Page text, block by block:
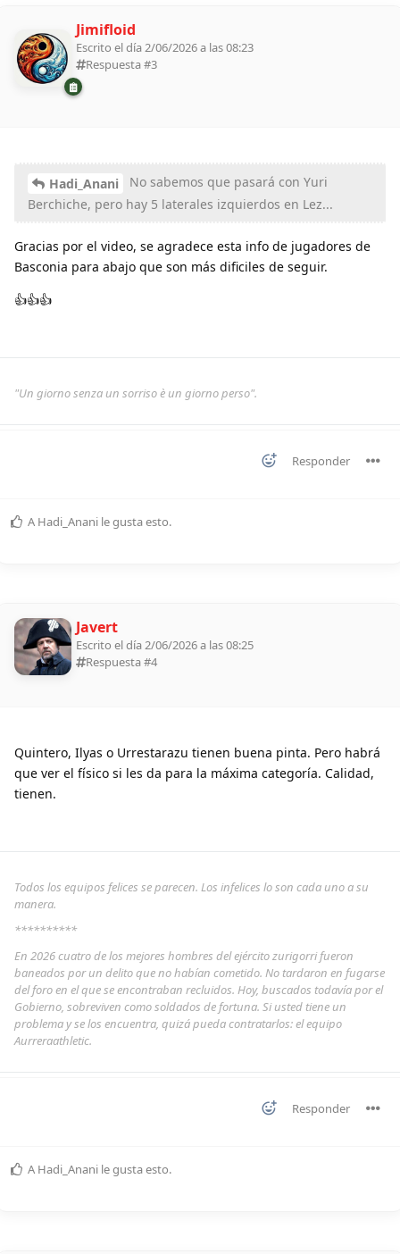
Jimifloid
Escrito el día 2/06/2026 a las 08:23
Respuesta #3
Hadi_Anani
No sabemos que pasará con Yuri
Berchiche, pero hay 5 laterales izquierdos en Lez...
Gracias por el video, se agradece esta info de jugadores de
Basconia para abajo que son más dificiles de seguir.
👍👍👍
"Un giorno senza un sorriso è un giorno perso".
Responder
A Hadi_Anani le gusta esto.
Javert
Escrito el día 2/06/2026 a las 08:25
Respuesta #4
Quintero, Ilyas o Urrestarazu tienen buena pinta. Pero habrá
que ver el físico si les da para la máxima categoría. Calidad,
tienen.
Todos los equipos felices se parecen. Los infelices lo son cada uno a su
manera.
**********
En 2026 cuatro de los mejores hombres del ejército zurigorri fueron
baneados por un delito que no habían cometido. No tardaron en fugarse
del foro en el que se encontraban recluidos. Hoy, buscados todavía por el
Gobierno, sobreviven como soldados de fortuna. Si usted tiene un
problema y se los encuentra, quizá pueda contratarlos: el equipo
Aurreraathletic.
Responder
A Hadi_Anani le gusta esto.